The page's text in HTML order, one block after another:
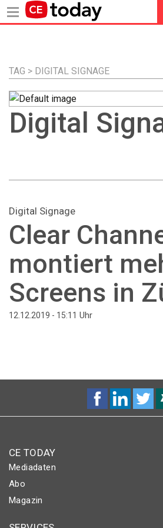
Inhalt
TAG > DIGITAL SIGNAGE
Digital
Digital Signage
Clear
montiert
Screens in
12.12.2019 - 15:11 Uhr
CE TODAY
Mediadaten
Abo
Magazin